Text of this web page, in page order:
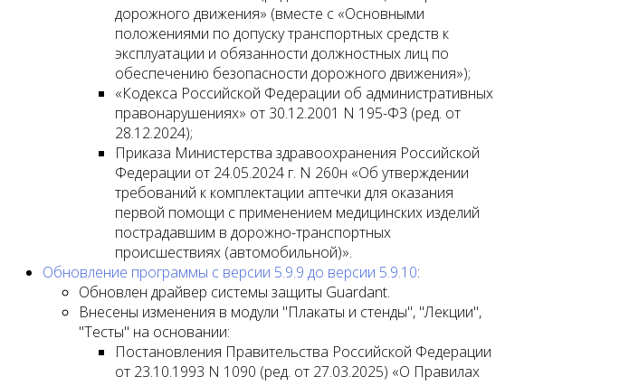
дорожного движения» (вместе с «Основными
положениями по допуску транспортных средств к
эксплуатации и обязанности должностных лиц по
обеспечению безопасности дорожного движения»);
«Кодекса Российской Федерации об административных
правонарушениях» от 30.12.2001 N 195-ФЗ (ред. от
28.12.2024);
Приказа Министерства здравоохранения Российской
Федерации от 24.05.2024 г. N 260н «Об утверждении
требований к комплектации аптечки для оказания
первой помощи с применением медицинских изделий
пострадавшим в дорожно-транспортных
происшествиях (автомобильной)».
Обновление программы с версии 5.9.9 до версии 5.9.10:
Обновлен драйвер системы защиты Guardant.
Внесены изменения в модули "Плакаты и стенды", "Лекции",
"Тесты" на основании:
Постановления Правительства Российской Федерации
от 23.10.1993 N 1090 (ред. от 27.03.2025) «О Правилах